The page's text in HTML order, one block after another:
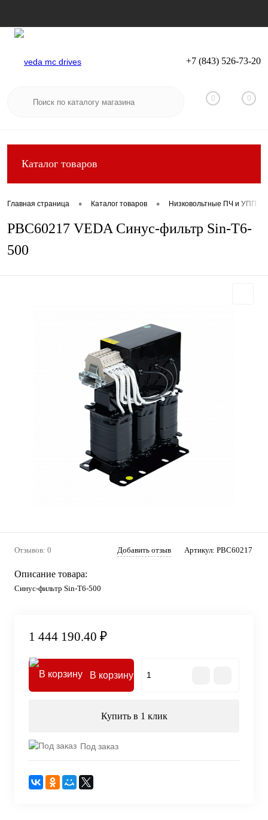
Вход Регистрация
+7 (843) 526-73-20
0 0
Каталог товаров
Главная страница • Каталог товаров • Низковольтные ПЧ и УПП
PBC60217 VEDA Синус-фильтр Sin-T6-
500
Отзывов: 0 Добавить отзыв Артикул: PBC60217
Описание товара:
Синус-фильтр Sin-T6-500
1 444 190.40 ₽
В корзину
Купить в 1 клик
Под заказ